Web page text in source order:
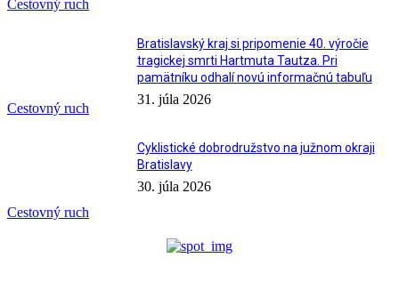
Cestovný ruch
Cestovný ruch
Bratislavský kraj si pripomenie 40. výročie
tragickej smrti Hartmuta Tautza. Pri
pamätníku odhalí novú informačnú tabuľu
31. júla 2026
Cestovný ruch
Cyklistické dobrodružstvo na južnom okraji
Bratislavy
30. júla 2026